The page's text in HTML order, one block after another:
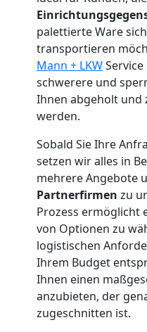
palettierte Ware
transportieren
Mann + LKW
schwerere und
Ihnen abgeholt
werden.
Sobald Sie Ihre
setzen wir alles in
mehrere Angebote
Partnerfirmen zu
Prozess ermöglicht
von Optionen zu
logistischen
Ihrem Budget
Ihnen einen
anzubieten, der
zugeschnitten ist.
Wolfsberg
Umzug
und
Lagerung
Wolfsberg
Full-
Service-